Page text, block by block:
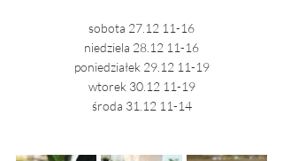
sobota 27.12 11-16
niedziela 28.12 11-16
poniedziałek 29.12 11-19
wtorek 30.12 11-19
środa 31.12 11-14